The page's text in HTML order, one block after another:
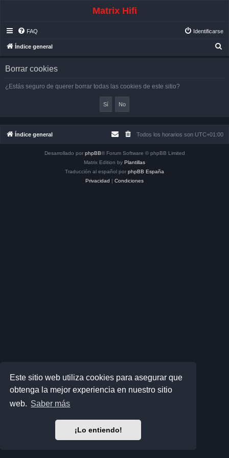
Este sitio web utiliza cookies para asegurar que
obtenga la mejor experiencia en nuestro sitio
web. Saber más
¡Lo entiendo!
Matrix Hifi
FAQ Identificarse
Índice general
Borrar cookies
¿Estás seguro de querer borrar todas las cookies de este sitio?
Índice general Todos los horarios son UTC+01:00
Desarrollado por phpBB® Forum Software © phpBB Limited
Matrix Edition by Plantillas
Traducción al español por phpBB España
Privacidad | Condiciones